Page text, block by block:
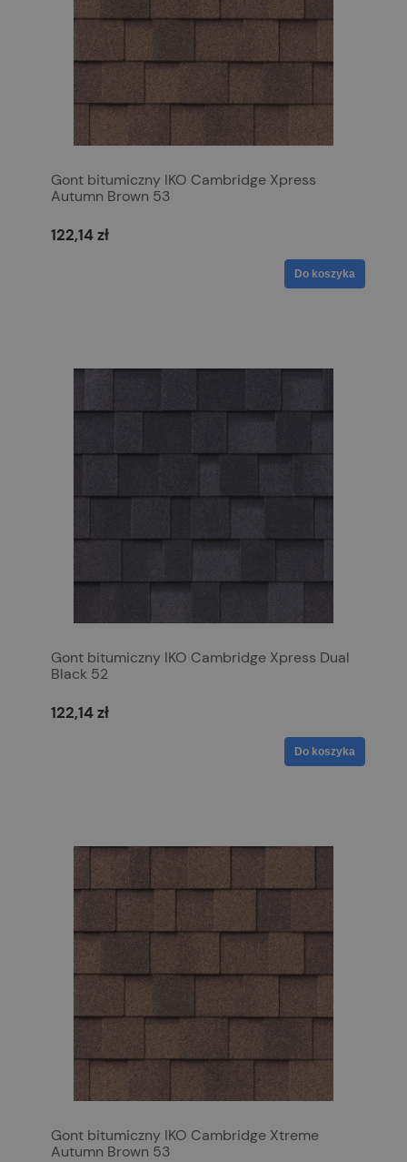
Gont bitumiczny IKO Cambridge Xpress
Autumn Brown 53
122,14 zł
Do koszyka
Gont bitumiczny IKO Cambridge Xpress Dual
Black 52
122,14 zł
Do koszyka
Gont bitumiczny IKO Cambridge Xtreme
Autumn Brown 53